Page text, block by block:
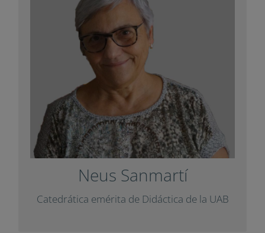
Neus Sanmartí
Catedrática emérita de Didáctica de la UAB
Experta en temas relacionados con el
desarrollo curricular y la evaluación, el
lenguaje relacionado con el aprendizaje
científico y la educación ambiental.
Ha colaborado con
Impuls
como miembro
del comité científico del informe Delphi
sobre pensamiento y en una entrevista
para la revista
Diàlegs
.